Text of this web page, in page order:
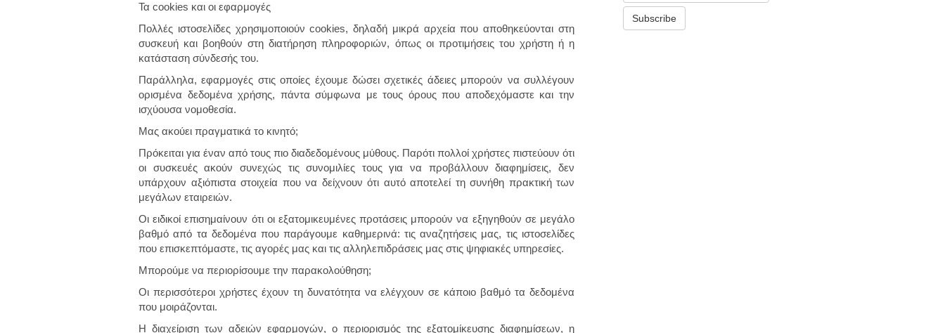
Τα cookies και οι εφαρμογές
Πολλές ιστοσελίδες χρησιμοποιούν cookies, δηλαδή μικρά αρχεία που αποθηκεύονται στη
συσκευή και βοηθούν στη διατήρηση πληροφοριών, όπως οι προτιμήσεις του χρήστη ή η
κατάσταση σύνδεσής του.
Παράλληλα, εφαρμογές στις οποίες έχουμε δώσει σχετικές άδειες μπορούν να συλλέγουν
ορισμένα δεδομένα χρήσης, πάντα σύμφωνα με τους όρους που αποδεχόμαστε και την
ισχύουσα νομοθεσία.
Μας ακούει πραγματικά το κινητό;
Πρόκειται για έναν από τους πιο διαδεδομένους μύθους. Παρότι πολλοί χρήστες πιστεύουν ότι
οι συσκευές ακούν συνεχώς τις συνομιλίες τους για να προβάλλουν διαφημίσεις, δεν
υπάρχουν αξιόπιστα στοιχεία που να δείχνουν ότι αυτό αποτελεί τη συνήθη πρακτική των
μεγάλων εταιρειών.
Οι ειδικοί επισημαίνουν ότι οι εξατομικευμένες προτάσεις μπορούν να εξηγηθούν σε μεγάλο
βαθμό από τα δεδομένα που παράγουμε καθημερινά: τις αναζητήσεις μας, τις ιστοσελίδες
που επισκεπτόμαστε, τις αγορές μας και τις αλληλεπιδράσεις μας στις ψηφιακές υπηρεσίες.
Μπορούμε να περιορίσουμε την παρακολούθηση;
Οι περισσότεροι χρήστες έχουν τη δυνατότητα να ελέγχουν σε κάποιο βαθμό τα δεδομένα
που μοιράζονται.
Η διαχείριση των αδειών εφαρμογών, ο περιορισμός της εξατομίκευσης διαφημίσεων, η
Subscribe